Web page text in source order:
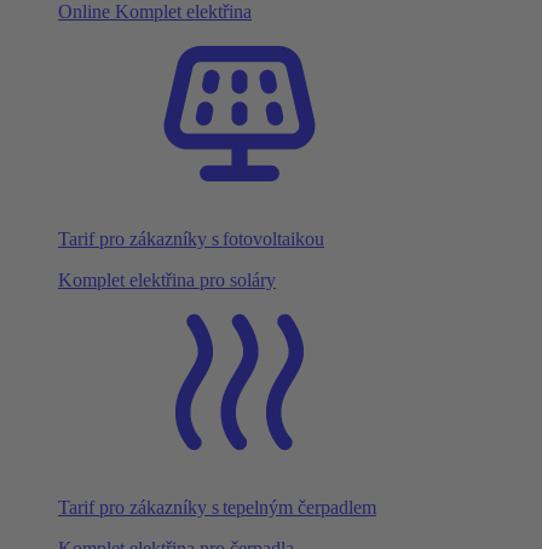
Online Komplet elektřina
Tarif pro zákazníky s fotovoltaikou
Komplet elektřina pro soláry
Tarif pro zákazníky s tepelným čerpadlem